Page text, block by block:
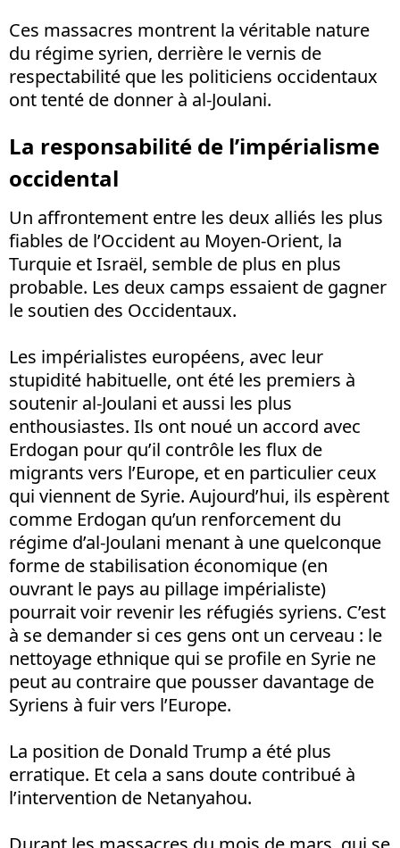
Ces massacres montrent la véritable nature
du régime syrien, derrière le vernis de
respectabilité que les politiciens occidentaux
ont tenté de donner à al-Joulani.
La responsabilité de l’impérialisme
occidental
Un affrontement entre les deux alliés les plus
fiables de l’Occident au Moyen-Orient, la
Turquie et Israël, semble de plus en plus
probable. Les deux camps essaient de gagner
le soutien des Occidentaux.
Les impérialistes européens, avec leur
stupidité habituelle, ont été les premiers à
soutenir al-Joulani et aussi les plus
enthousiastes. Ils ont noué un accord avec
Erdogan pour qu’il contrôle les flux de
migrants vers l’Europe, et en particulier ceux
qui viennent de Syrie. Aujourd’hui, ils espèrent
comme Erdogan qu’un renforcement du
régime d’al-Joulani menant à une quelconque
forme de stabilisation économique (en
ouvrant le pays au pillage impérialiste)
pourrait voir revenir les réfugiés syriens. C’est
à se demander si ces gens ont un cerveau : le
nettoyage ethnique qui se profile en Syrie ne
peut au contraire que pousser davantage de
Syriens à fuir vers l’Europe.
La position de Donald Trump a été plus
erratique. Et cela a sans doute contribué à
l’intervention de Netanyahou.